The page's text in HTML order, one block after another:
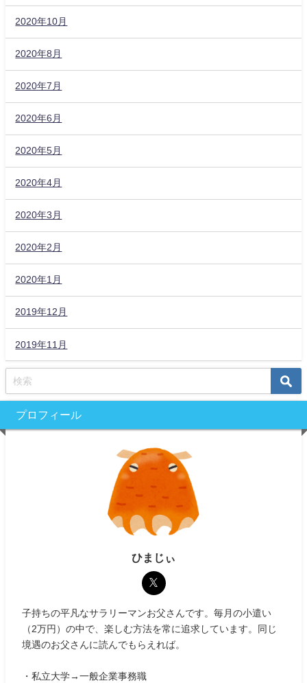
2020年10月
2020年8月
2020年7月
2020年6月
2020年5月
2020年4月
2020年3月
2020年2月
2020年1月
2019年12月
2019年11月
プロフィール
ひまじぃ
子持ちの平凡なサラリーマンお父さんです。毎月の小遣い
（2万円）の中で、楽しむ方法を常に追求しています。同じ
境遇のお父さんに読んでもらえれば。
・私立大学→一般企業事務職